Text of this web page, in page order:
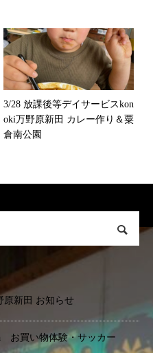
3/28 放課後等デイサービスkon
oki万野原新田 カレー作り＆粟
倉南公園
原新田 お知らせ
お買い物体験・サッカー